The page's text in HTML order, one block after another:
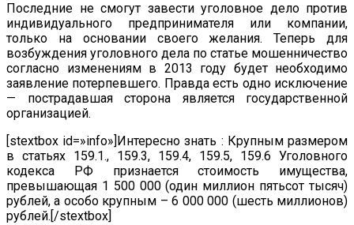
Последние не смогут завести уголовное дело против
индивидуального предпринимателя или компании,
только на основании своего желания. Теперь для
возбуждения уголовного дела по статье мошенничество
согласно изменениям в 2013 году будет необходимо
заявление потерпевшего. Правда есть одно исключение
— пострадавшая сторона является государственной
организацией.
[stextbox id=»info»]Интересно знать : Крупным размером
в статьях 159.1., 159.3, 159.4, 159.5, 159.6 Уголовного
кодекса РФ признается стоимость имущества,
превышающая 1 500 000 (один миллион пятьсот тысяч)
рублей, а особо крупным – 6 000 000 (шесть миллионов)
рублей.[/stextbox]